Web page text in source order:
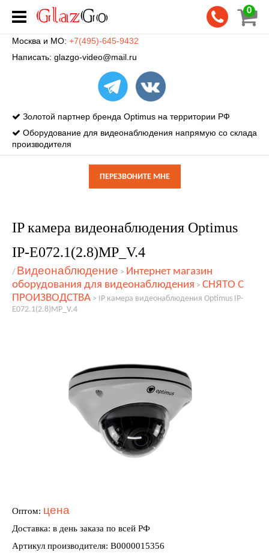
0
Москва и МО: +7(495)-645-9432
Написать: glazgo-video@mail.ru
Золотой партнер бренда Optimus на территории РФ
Оборудование для видеонаблюдения напрямую со склада
производителя
ПЕРЕЗВОНИТЕ МНЕ
IP камера видеонаблюдения Optimus
IP-E072.1(2.8)MP_V.4
/ Видеонаблюдение > Интернет магазин
оборудования для видеонаблюдения > СНЯТО С
ПРОИЗВОДСТВА > IP камера видеонаблюдения Optimus IP-
E072.1(2.8)MP_V.4
Оптом: цена
Доставка: в день заказа по всей РФ
Артикул производителя: В0000015356